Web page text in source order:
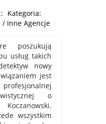
:: Kategoria:
/ Inne Agencje
poszukują
usług takich
nowy
jest
o
wszystkim